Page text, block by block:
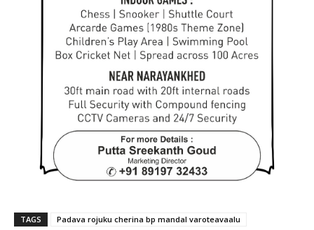
TAGS Padava rojuku cherina bp mandal varoteavaalu